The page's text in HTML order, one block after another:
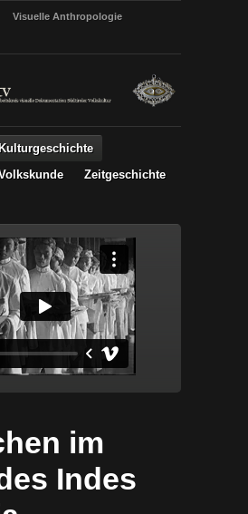
Visuelle Anthropologie
Zeitgeschichte
im
Indes